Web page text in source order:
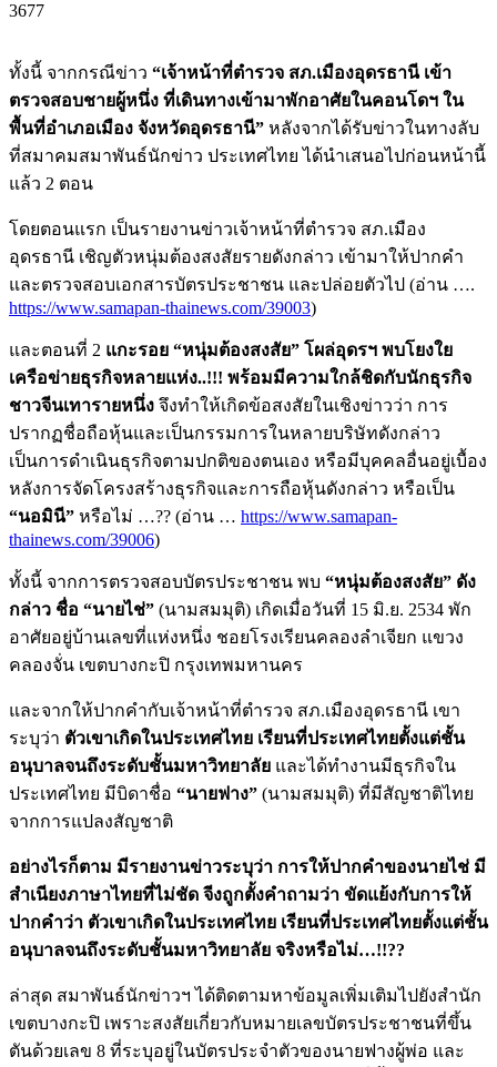
3677
ทั้งนี้ จากกรณีข่าว “เจ้าหน้าที่ตำรวจ สภ.เมืองอุดรธานี เข้า
ตรวจสอบชายผู้หนึ่ง ที่เดินทางเข้ามาพักอาศัยในคอนโดฯ ใน
พื้นที่อำเภอเมือง จังหวัดอุดรธานี” หลังจากได้รับข่าวในทางลับ
ที่สมาคมสมาพันธ์นักข่าว ประเทศไทย ได้นำเสนอไปก่อนหน้านี้
แล้ว 2 ตอน
โดยตอนแรก เป็นรายงานข่าวเจ้าหน้าที่ตำรวจ สภ.เมือง
อุดรธานี เชิญตัวหนุ่มต้องสงสัยรายดังกล่าว เข้ามาให้ปากคำ
และตรวจสอบเอกสารบัตรประชาชน และปล่อยตัวไป (อ่าน ….
https://www.samapan-thainews.com/39003)
และตอนที่ 2 แกะรอย “หนุ่มต้องสงสัย” โผล่อุดรฯ พบโยงใย
เครือข่ายธุรกิจหลายแห่ง..!!! พร้อมมีความใกล้ชิดกับนักธุรกิจ
ชาวจีนเทารายหนึ่ง จึงทำให้เกิดข้อสงสัยในเชิงข่าวว่า การ
ปรากฏชื่อถือหุ้นและเป็นกรรมการในหลายบริษัทดังกล่าว
เป็นการดำเนินธุรกิจตามปกติของตนเอง หรือมีบุคคลอื่นอยู่เบื้อง
หลังการจัดโครงสร้างธุรกิจและการถือหุ้นดังกล่าว หรือเป็น
“นอมินี” หรือไม่ …?? (อ่าน … https://www.samapan-
thainews.com/39006)
ทั้งนี้ จากการตรวจสอบบัตรประชาชน พบ “หนุ่มต้องสงสัย” ดัง
กล่าว ชื่อ “นายไช่” (นามสมมุติ) เกิดเมื่อวันที่ 15 มิ.ย. 2534 พัก
อาศัยอยู่บ้านเลขที่แห่งหนึ่ง ชอยโรงเรียนคลองลำเจียก แขวง
คลองจั่น เขตบางกะปิ กรุงเทพมหานคร
และจากให้ปากคำกับเจ้าหน้าที่ตำรวจ สภ.เมืองอุดรธานี เขา
ระบุว่า ตัวเขาเกิดในประเทศไทย เรียนที่ประเทศไทยตั้งแต่ชั้น
อนุบาลจนถึงระดับชั้นมหาวิทยาลัย และได้ทำงานมีธุรกิจใน
ประเทศไทย มีบิดาชื่อ “นายฟาง” (นามสมมุติ) ที่มีสัญชาติไทย
จากการแปลงสัญชาติ
อย่างไรก็ตาม มีรายงานข่าวระบุว่า การให้ปากคำของนายไช่ มี
สำเนียงภาษาไทยที่ไม่ชัด จีงถูกตั้งคำถามว่า ขัดแย้งกับการให้
ปากคำว่า ตัวเขาเกิดในประเทศไทย เรียนที่ประเทศไทยตั้งแต่ชั้น
อนุบาลจนถึงระดับชั้นมหาวิทยาลัย จริงหรือไม่…!!??
ล่าสุด สมาพันธ์นักข่าวฯ ได้ติดตามหาข้อมูลเพิ่มเติมไปยังสำนัก
เขตบางกะปิ เพราะสงสัยเกี่ยวกับหมายเลขบัตรประชาชนที่ขึ้น
ตันด้วยเลข 8 ที่ระบุอยู่ในบัตรประจำตัวของนายฟางผู้พ่อ และ